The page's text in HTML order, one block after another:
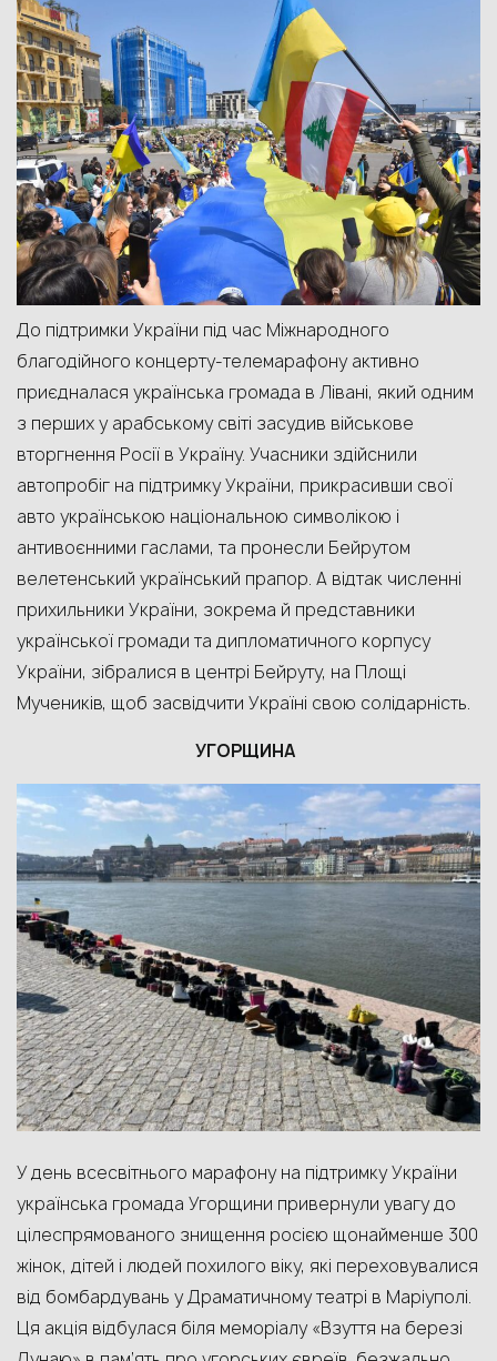
До підтримки України під час Міжнародного
благодійного концерту-телемарафону активно
приєдналася українська громада в Лівані, який одним
з перших у арабському світі засудив військове
вторгнення Росії в Україну. Учасники здійснили
автопробіг на підтримку України, прикрасивши свої
авто українською національною символікою і
антивоєнними гаслами, та пронесли Бейрутом
велетенський український прапор. А відтак численні
прихильники України, зокрема й представники
української громади та дипломатичного корпусу
України, зібралися в центрі Бейруту, на Площі
Мучеників, щоб засвідчити Україні свою солідарність.
УГОРЩИНА
У день всесвітнього марафону на підтримку України
українська громада Угорщини привернули увагу до
цілеспрямованого знищення росією щонайменше 300
жінок, дітей і людей похилого віку, які переховувалися
від бомбардувань у Драматичномутеатрі в Маріуполі.
Ця акція відбулася біля меморіалу «Взуття на березі